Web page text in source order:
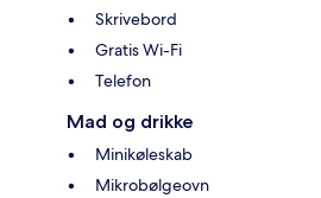
Skrivebord
Gratis Wi-Fi
Telefon
Mad og drikke
Minikøleskab
Mikrobølgeovn